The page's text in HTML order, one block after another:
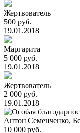
Жертвователь
500 руб.
19.01.2018
Маргарита
5 000 руб.
19.01.2018
Жертвователь
2 000 руб.
19.01.2018
Антон Семенченко,
10 000 руб.